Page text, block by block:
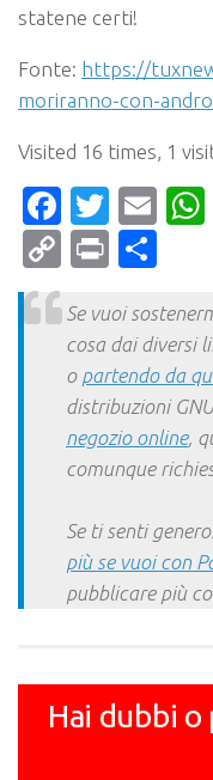
statene certi!
Fonte: https://
moriranno-con-
Visited 16 times, 1
CopyPrint
Se vuoi
cosa dai diversi
o partendo da
distribuzioni
negozio online,
comunque
Se ti senti
più se vuoi con
pubblicare più
Hai dubbi